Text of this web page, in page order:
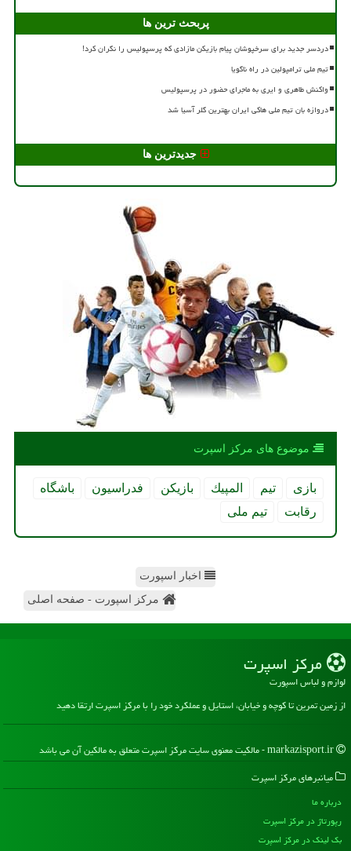
پربحث ترین ها
دردسر جدید برای سرخپوشان پیام بازیکن مازادی که پرسپولیس را نگران کرد!
تیم ملی ترامپولین در راه ناگویا
واکنش طاهری و ایری به ماجرای حضور در پرسپولیس
دروازه بان تیم ملی هاکی ایران بهترین گلر آسیا شد
جدیدترین ها
موضوع های مركز اسپرت
بازی تیم المپیك بازیكن فدراسیون
باشگاه
رقابت
تیم ملی
اخبار اسپورت
مرکز اسپورت - صفحه اصلی
مركز اسپرت
لوازم و لباس اسپورت
از زمین تمرین تا کوچه و خیابان، استایل و عملکرد خود را با مرکز اسپرت ارتقا دهید
میانبرهای مركز اسپرت
درباره ما
رپورتاژ در مركز اسپرت
بک لینک در مركز اسپرت